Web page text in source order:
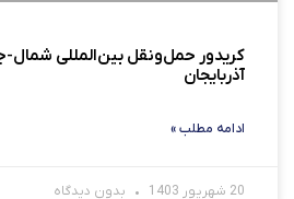
کریدور حمل‌ونقل بین‌المللی شمال-
آذربایجان
ادامه مطلب »
20 شهریور 1403 بدون دیدگاه